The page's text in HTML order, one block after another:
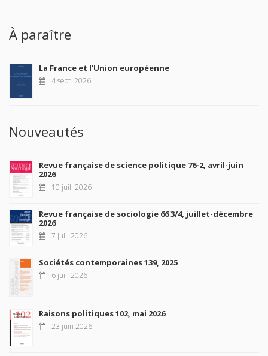
À paraître
La France et l'Union européenne
4 sept. 2026
Nouveautés
Revue française de science politique 76-2, avril-juin
2026
10 juil. 2026
Revue française de sociologie 66 3/4, juillet-décembre
2026
7 juil. 2026
Sociétés contemporaines 139, 2025
6 juil. 2026
Raisons politiques 102, mai 2026
23 juin 2026